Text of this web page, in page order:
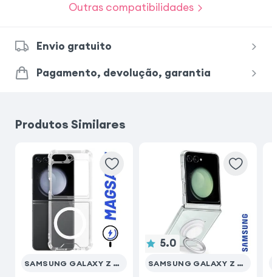
iPhone 17 Pro
Honor Magic 8 Lite
Samsung Galaxy S24 Ultra
Samsung Galaxy S23 iPhone 17 Pro Max
Samsung Galaxy S25 Ultra
Samsung Galaxy S25
Outras compatibilidades
Envio gratuito
Pagamento, devolução, garantia
Produtos Similares
SAMSUNG GALAXY Z FLIP 5
5.0
SAMSUNG GALAXY Z FLIP 5